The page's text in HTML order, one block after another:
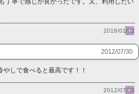
2018/01/02
2012/07/30
しで食べると最高です！！
2012/07/30